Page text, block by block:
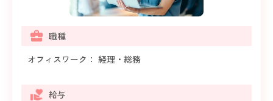
職種
オフィスワーク： 経理・総務
給与